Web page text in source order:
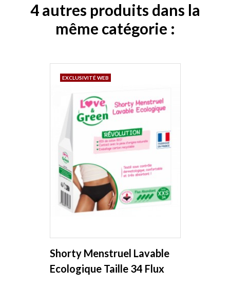
4 autres produits dans la
même catégorie :
Shorty Menstruel Lavable
Ecologique Taille 34 Flux
EXCLUSIVITÉ WEB